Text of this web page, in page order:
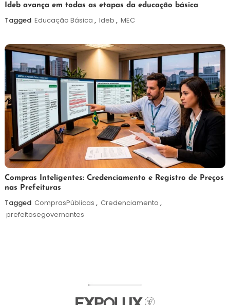
6
de
agosto
2026
Maurilio
Ideb avança em todas as etapas da educação básica
Tagged Educação Básica , Ideb , MEC
6
de
agosto
de
2026
Redação
Compras Inteligentes: Credenciamento e Registro de Preços
nas Prefeituras
Tagged ComprasPúblicas , Credenciamento ,
prefeitosegovernantes